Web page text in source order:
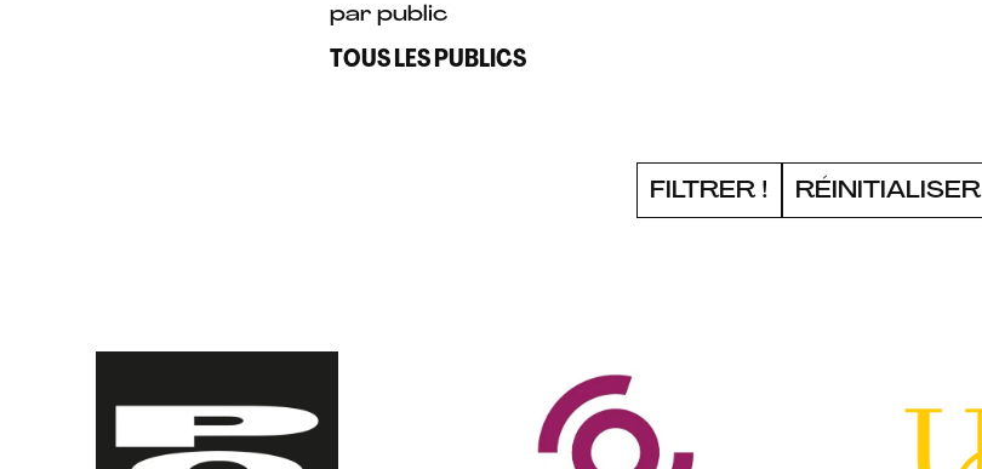
par public
TOUS LES PUBLICS
FILTRER ! RÉINITIALISER